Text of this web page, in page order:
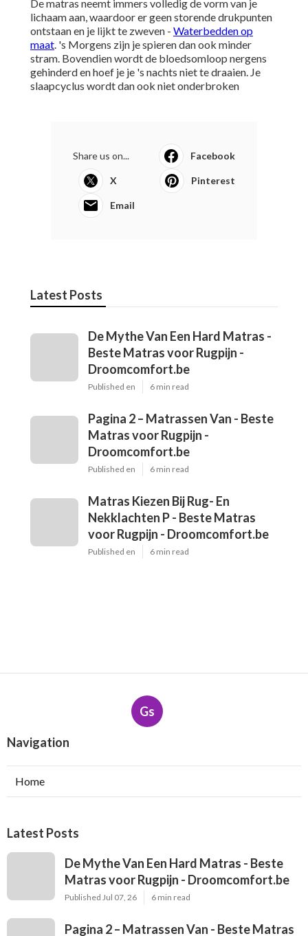
De matras neemt immers volledig de vorm van je
lichaam aan, waardoor er geen storende drukpunten
ontstaan en je lijkt te zweven - Waterbedden op
maat. 's Morgens zijn je spieren dan ook minder
stram. Bovendien wordt de bloedsomloop nergens
gehinderd en hoef je je 's nachts niet te draaien. Je
slaapcyclus wordt dan ook niet onderbroken
Share us on... Facebook
X Pinterest
Email
Latest Posts
De Mythe Van Een Hard Matras -
Beste Matras voor Rugpijn -
Droomcomfort.be
Published en 6 min read
Pagina 2 – Matrassen Van - Beste
Matras voor Rugpijn -
Droomcomfort.be
Published en 6 min read
Matras Kiezen Bij Rug- En
Nekklachten P - Beste Matras
voor Rugpijn - Droomcomfort.be
Published en 6 min read
Gs
Navigation
Home
Latest Posts
De Mythe Van Een Hard Matras - Beste
Matras voor Rugpijn - Droomcomfort.be
Published Jul 07, 26 6 min read
Pagina 2 – Matrassen Van - Beste Matras